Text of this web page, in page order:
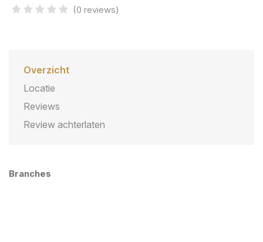
(0 reviews)
Overzicht
Locatie
Reviews
Review achterlaten
Branches